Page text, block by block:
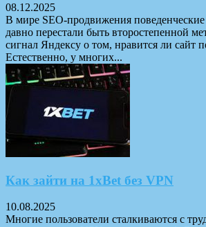
08.12.2025
В мире SEO-продвижения
давно перестали быть второстепенной
сигнал Яндексу о том, нравится ли сайт
Естественно, у многих...
Как зайти на 1xBet без VPN
10.08.2025
Многие пользователи сталкиваются с